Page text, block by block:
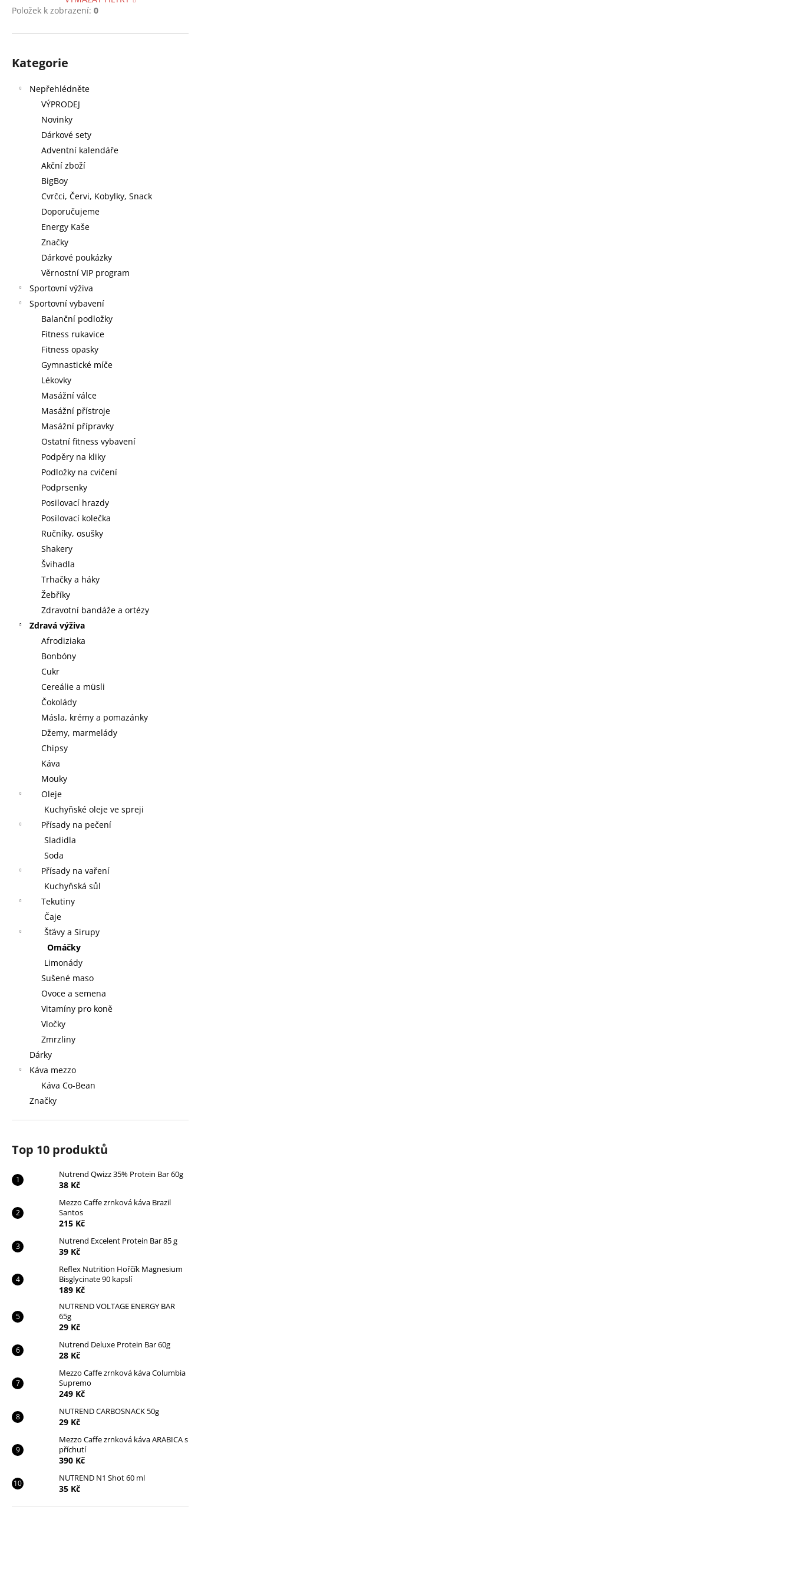
Položek k zobrazení: 0
kategorie
Kategorie
Nepřehlédněte
VÝPRODEJ
Novinky
Dárkové sety
Adventní kalendáře
Akční zboží
BigBoy
Cvrčci, Červi, Kobylky, Snack
Doporučujeme
Energy Kaše
Značky
Dárkové poukázky
Věrnostní VIP program
Sportovní výživa
Sportovní vybavení
Balanční podložky
Fitness rukavice
Fitness opasky
Gymnastické míče
Lékovky
Masážní válce
Masážní přístroje
Masážní přípravky
Ostatní fitness vybavení
Podpěry na kliky
Podložky na cvičení
Podprsenky
Posilovací hrazdy
Posilovací kolečka
Ručníky, osušky
Shakery
Švihadla
Trhačky a háky
Žebříky
Zdravotní bandáže a ortézy
Zdravá výživa
Afrodiziaka
Bonbóny
Cukr
Cereálie a müsli
Čokolády
Másla, krémy a pomazánky
Džemy, marmelády
Chipsy
Káva
Mouky
Oleje
Kuchyňské oleje ve spreji
Přísady na pečení
Sladidla
Soda
Přísady na vaření
Kuchyňská sůl
Tekutiny
Čaje
Šťávy a Sirupy
Omáčky
Limonády
Sušené maso
Ovoce a semena
Vitamíny pro koně
Vločky
Zmrzliny
Dárky
Káva mezzo
Káva Co-Bean
Značky
Top 10 produktů
Nutrend Qwizz 35% Protein Bar 60g
38 Kč
Mezzo Caffe zrnková káva Brazil
Santos
215 Kč
Nutrend Excelent Protein Bar 85 g
39 Kč
Reflex Nutrition Hořčík Magnesium
Bisglycinate 90 kapslí
189 Kč
NUTREND VOLTAGE ENERGY BAR
65g
29 Kč
Nutrend Deluxe Protein Bar 60g
28 Kč
Mezzo Caffe zrnková káva Columbia
Supremo
249 Kč
NUTREND CARBOSNACK 50g
29 Kč
Mezzo Caffe zrnková káva ARABICA s
příchutí
390 Kč
NUTREND N1 Shot 60 ml
35 Kč